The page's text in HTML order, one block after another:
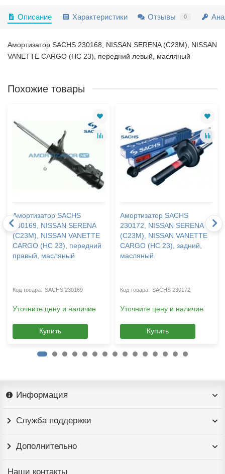
Описание Характеристики Отзывы 0
Амортизатор SACHS 230168, NISSAN SERENA (C23M), NISSAN
VANETTE CARGO (HC 23), передний левый, масляный
Похожие товары
Амортизатор SACHS
230169, NISSAN SERENA
(C23M), NISSAN VANETTE
CARGO (HC 23), передний
правый, масляный
SACHS 230169
Уточните цену и наличие
Купить
Амортизатор SACHS
230172, NISSAN SERENA
(C23M), NISSAN VANETTE
CARGO (HC 23), задний,
масляный
SACHS 230172
Уточните цену и наличие
Купить
Информация
Служба поддержки
Дополнительно
Наши контакты